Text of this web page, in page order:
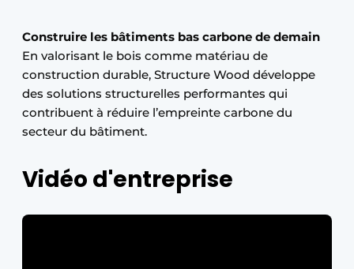
Construire les bâtiments bas carbone de demain
En valorisant le bois comme matériau de
construction durable, Structure Wood développe
des solutions structurelles performantes qui
contribuent à réduire l’empreinte carbone du
secteur du bâtiment.
Vidéo d'entreprise